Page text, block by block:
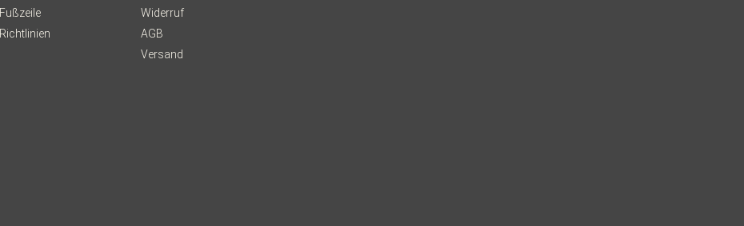
Fußzeile
Richtlinien
Widerruf
AGB
Versand